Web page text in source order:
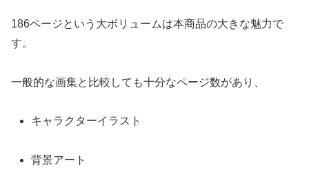
186ページという大ボリュームは本商品の大きな魅力で
す。
一般的な画集と比較しても十分なページ数があり、
キャラクターイラスト
背景アート